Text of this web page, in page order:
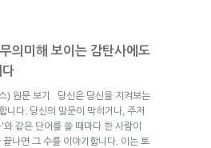
무의미해 보이는 감탄사에도
다
) 원문 보기 당신은 당신을 지켜보는
니다. 당신의 말문이 막히거나, 주저
와 같은 단어를 쓸 때마다 한 사람이
나면 그 수를 이야기합니다. 이는 토